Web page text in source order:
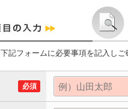
下記フォームに必要事項を記入し
必須